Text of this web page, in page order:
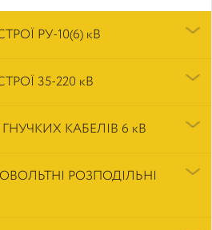
РУ-10(6) кВ
35-220 кВ
КАБЕЛІВ 6 кВ
РОЗПОДІЛЬНІ